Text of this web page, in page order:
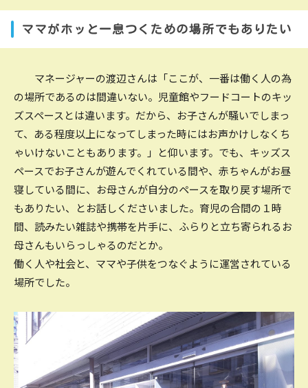
ママがホッと一息つくための場所でもありたい
マネージャーの渡辺さんは「ここが、一番は働く人の為
の場所であるのは間違いない。児童館やフードコートのキッ
ズスペースとは違います。だから、お子さんが騒いでしまっ
て、ある程度以上になってしまった時にはお声かけしなくち
ゃいけないこともあります。」と仰います。でも、キッズス
ペースでお子さんが遊んでくれている間や、赤ちゃんがお昼
寝している間に、お母さんが自分のペースを取り戻す場所で
もありたい、とお話しくださいました。育児の合間の１時
間、読みたい雑誌や携帯を片手に、ふらりと立ち寄られるお
母さんもいらっしゃるのだとか。
働く人や社会と、ママや子供をつなぐように運営されている
場所でした。